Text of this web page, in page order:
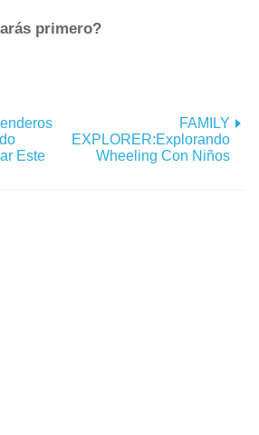
primero?
Este
FAMILY
EXPLORER:Explorando
Wheeling Con Niños